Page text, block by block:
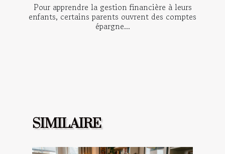
Pour apprendre la gestion financière à leurs
enfants, certains parents ouvrent des comptes
épargne...
SIMILAIRE